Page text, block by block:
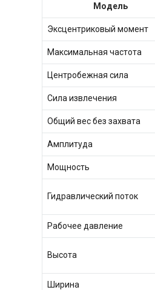
Модель
Эксцентриковый момент
Максимальная частота
Центробежная сила
Сила извлечения
Общий вес без захвата
Амплитуда
Мощность
Гидравлический поток
Рабочее давление
Высота
Ширина